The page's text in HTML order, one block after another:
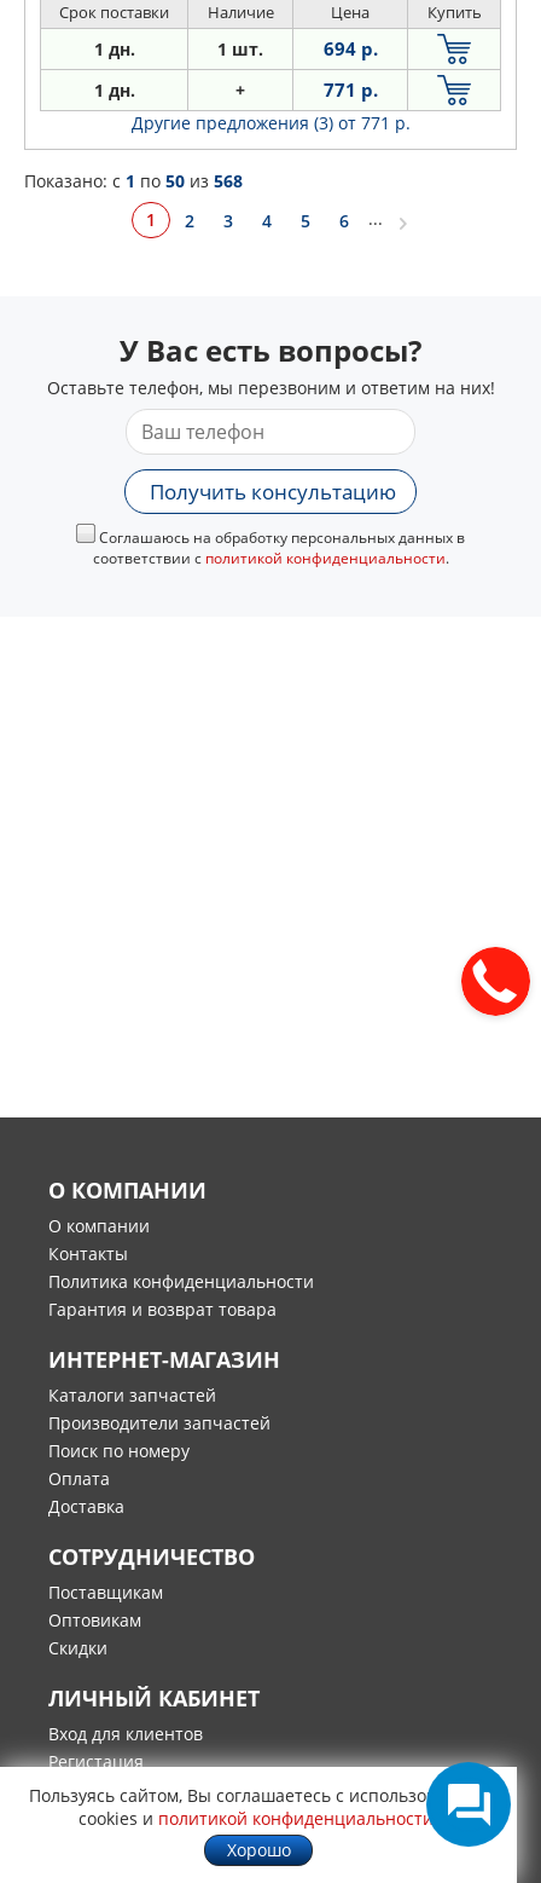
Срок поставки Наличие Цена Купить
1 дн. 1 шт. 694 р.
1 дн. + 771 р.
Другие предложения (3) от 771 р.
Показано: c 1 по 50 из 568
1
2 3 4 5 6 ...
У Вас есть вопросы?
Оставьте телефон, мы перезвоним и ответим на них!
Получить консультацию
Соглашаюсь на обработку персональных данных в
соответствии с политикой конфиденциальности.
О КОМПАНИИ
О компании
Контакты
Политика конфиденциальности
Гарантия и возврат товара
ИНТЕРНЕТ-МАГАЗИН
Каталоги запчастей
Производители запчастей
Поиск по номеру
Оплата
Доставка
СОТРУДНИЧЕСТВО
Поставщикам
Оптовикам
Скидки
ЛИЧНЫЙ КАБИНЕТ
Вход для клиентов
Регистация
Заказы в работе
Запрос по VIN авто
Пользуясь сайтом, Вы соглашаетесь с использованием
cookies и политикой конфиденциальности
Хорошо